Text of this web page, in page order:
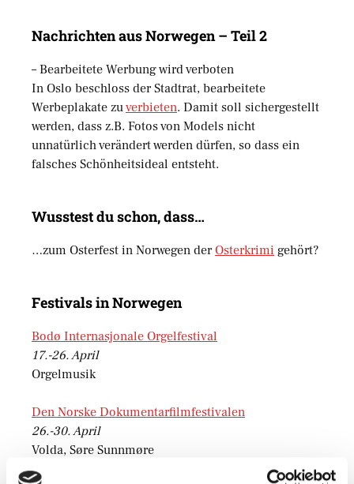
Nachrichten aus Norwegen – Teil 2
– Bearbeitete Werbung wird verboten
In Oslo beschloss der Stadtrat, bearbeitete
Werbeplakate zuverbieten. Damit soll sichergestellt
werden, dass z.B. Fotos von Models nicht
unnatürlich verändert werden dürfen, so dass ein
falsches Schönheitsideal entsteht.
Wusstest du schon, dass…
…zum Osterfest in Norwegen derOsterkrimi gehört?
Festivals in Norwegen
Bodø Internasjonale Orgelfestival
17.-26. April
Orgelmusik
Den Norske Dokumentarfilmfestivalen
26.-30. April
Volda, Søre Sunnmøre
Dokumentarfilme